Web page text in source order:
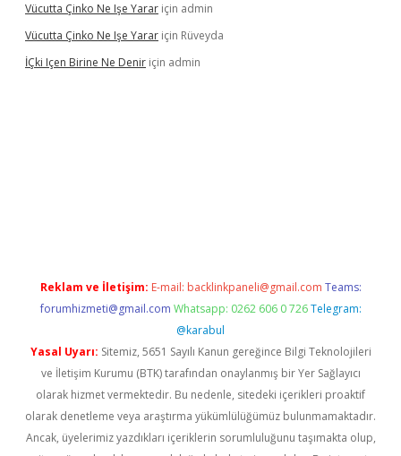
Vücutta Çinko Ne Işe Yarar için admin
Vücutta Çinko Ne Işe Yarar için Rüveyda
İÇki Içen Birine Ne Denir için admin
Reklam ve İletişim: E-mail: backlinkpaneli@gmail.com Teams:
forumhizmeti@gmail.com Whatsapp: 0262 606 0 726 Telegram:
@karabul
Yasal Uyarı: Sitemiz, 5651 Sayılı Kanun gereğince Bilgi Teknolojileri
ve İletişim Kurumu (BTK) tarafından onaylanmış bir Yer Sağlayıcı
olarak hizmet vermektedir. Bu nedenle, sitedeki içerikleri proaktif
olarak denetleme veya araştırma yükümlülüğümüz bulunmamaktadır.
Ancak, üyelerimiz yazdıkları içeriklerin sorumluluğunu taşımakta olup,